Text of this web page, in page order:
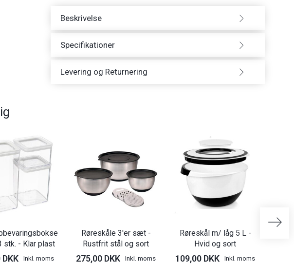
Beskrivelse
Specifikationer
Levering og Returnering
stk. - Klar plast
Inkl. moms
Røreskåle 3'er sæt -
Rustfrit stål og sort
275,00 DKK Inkl. moms
Røreskål m/ låg 5 L -
Hvid og sort
109,00 DKK Inkl. moms